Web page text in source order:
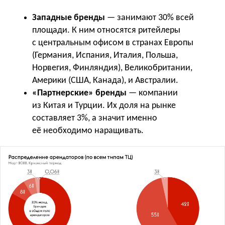
Западные бренды — занимают 30% всей
площади. К ним относятся ритейлеры
с центральным офисом в странах Европы
(Германия, Испания, Италия, Польша,
Норвегия, Финляндия), Великобритании,
Америки (США, Канада), и Австралии.
«Партнерские» бренды — компании
из Китая и Турции. Их доля на рынке
составляет 3%, а значит именно
её необходимо наращивать.